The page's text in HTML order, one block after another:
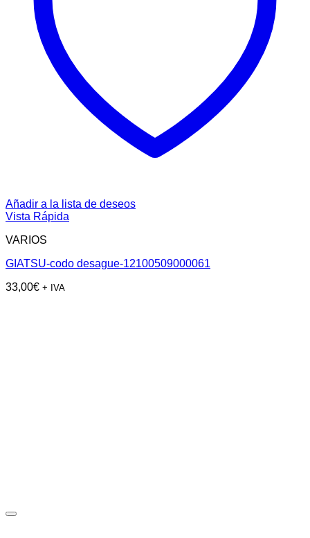
Añadir a la lista de deseos
Vista Rápida
VARIOS
GIATSU-codo desague-12100509000061
33,00€ + IVA